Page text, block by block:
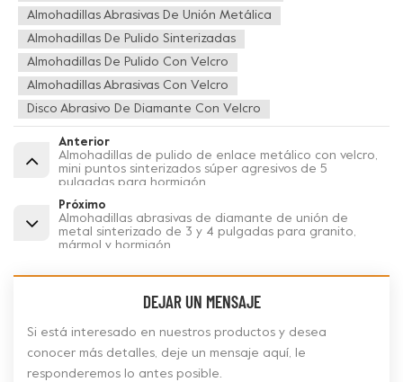
Almohadillas Abrasivas De Unión Metálica
Almohadillas De Pulido Sinterizadas
Almohadillas De Pulido Con Velcro
Almohadillas Abrasivas Con Velcro
Disco Abrasivo De Diamante Con Velcro
Anterior
Almohadillas de pulido de enlace metálico con velcro,
mini puntos sinterizados súper agresivos de 5
pulgadas para hormigón
Próximo
Almohadillas abrasivas de diamante de unión de
metal sinterizado de 3 y 4 pulgadas para granito,
mármol y hormigón
DEJAR UN MENSAJE
Si está interesado en nuestros productos y desea
conocer más detalles, deje un mensaje aquí, le
responderemos lo antes posible.